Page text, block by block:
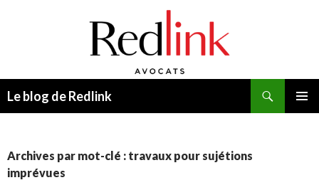
Le blog de Redlink
Archives par mot-clé : travaux pour sujétions
imprévues